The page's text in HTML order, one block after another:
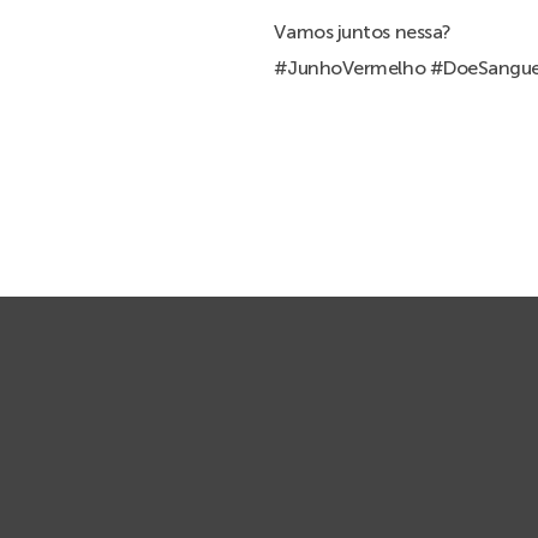
Vamos juntos nessa?
#JunhoVermelho